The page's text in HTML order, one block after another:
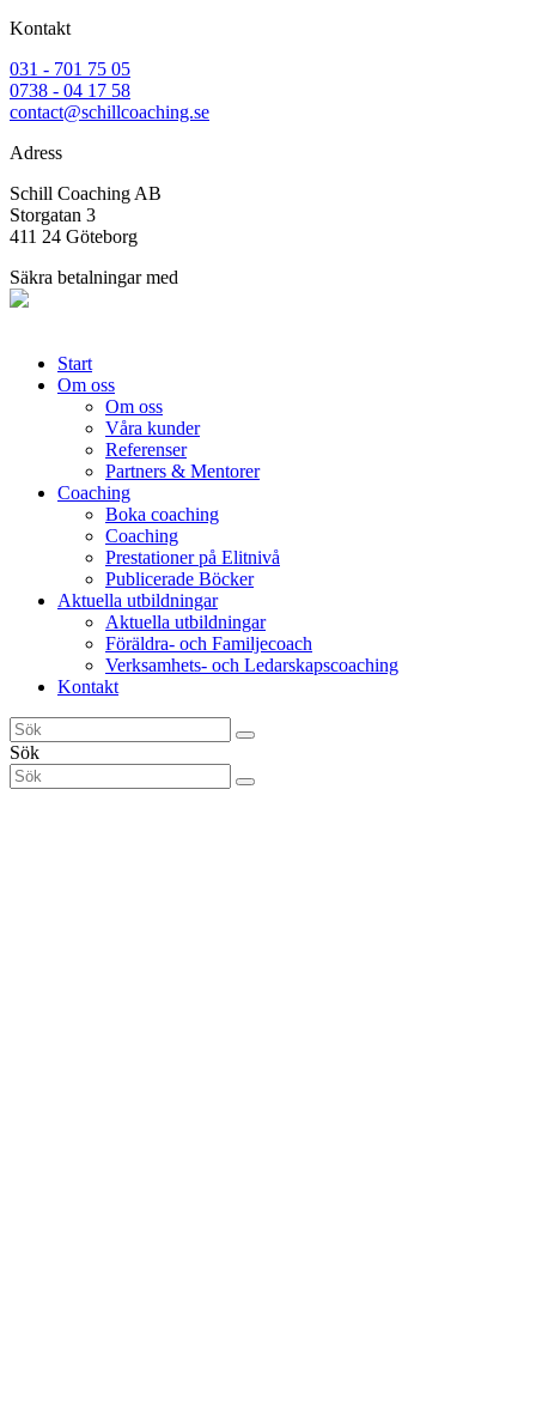
Kontakt
031 - 701 75 05
0738 - 04 17 58
contact@schillcoaching.se
Adress
Schill Coaching AB
Storgatan 3
411 24 Göteborg
Säkra betalningar med
Start
Om oss
Om oss
Våra kunder
Referenser
Partners & Mentorer
Coaching
Boka coaching
Coaching
Prestationer på Elitnivå
Publicerade Böcker
Aktuella utbildningar
Aktuella utbildningar
Föräldra- och Familjecoach
Verksamhets- och Ledarskapscoaching
Kontakt
Sök